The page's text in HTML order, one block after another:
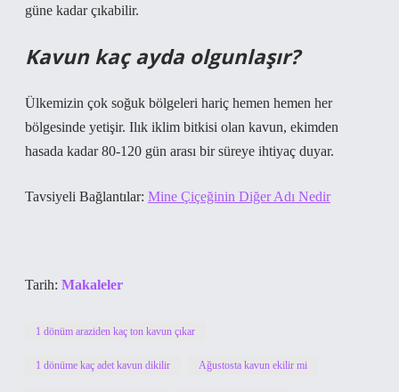
güne kadar çıkabilir.
Kavun kaç ayda olgunlaşır?
Ülkemizin çok soğuk bölgeleri hariç hemen hemen her
bölgesinde yetişir. Ilık iklim bitkisi olan kavun, ekimden
hasada kadar 80-120 gün arası bir süreye ihtiyaç duyar.
Tavsiyeli Bağlantılar: Mine Çiçeğinin Diğer Adı Nedir
Tarih: Makaleler
1 dönüm araziden kaç ton kavun çıkar
1 dönüme kaç adet kavun dikilir Ağustosta kavun ekilir mi